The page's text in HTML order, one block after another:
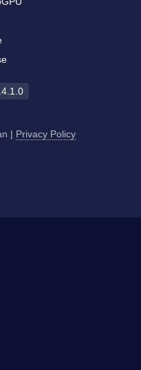
| Privacy Policy